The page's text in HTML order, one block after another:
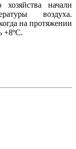
хозяйства начали
воздуха.
на протяжении
+8ºС.